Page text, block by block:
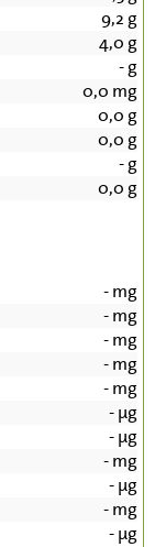
9,2 g
4,0 g
-g
0,0 mg
0,0 g
0,0 g
-g
0,0 g
-mg
-mg
-mg
-mg
-mg
-µg
-µg
-mg
-µg
-mg
-µg